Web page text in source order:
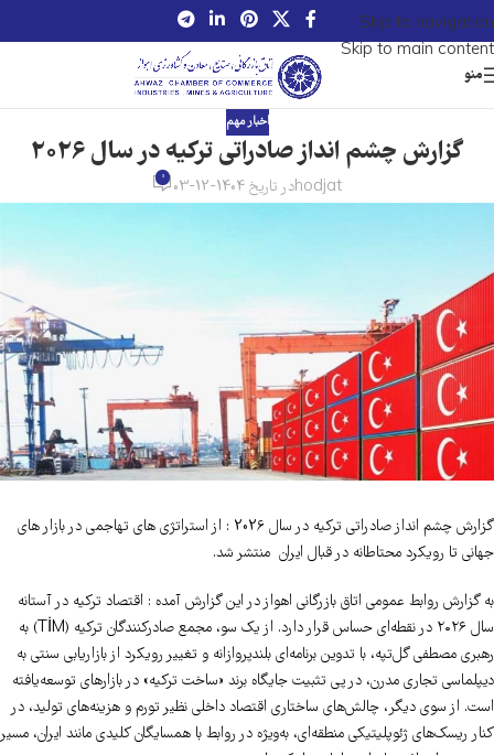
Skip to navigation
Skip to main content
منو
اخبار مهم
گزارش چشم انداز صادراتی ترکیه در سال 2026
hodjatدر تاریخ 1404-12-03 0
گزارش چشم انداز صادراتی ترکیه در سال 2026 : از استراتژی های تهاجمی در بازار های
جهانی تا رویکرد محتاطانه در قبال ایران منتشر شد.
به گزارش روابط عمومی اتاق بازرگانی اهواز در این گزارش آمده : اقتصاد ترکیه در آستانه
سال ۲۰۲۶ در نقطه‌ای حساس قرار دارد. از یک سو، مجمع صادرکنندگان ترکیه (TİM) به
رهبری مصطفی گل‌تپه، با تدوین برنامه‌ای بلندپروازانه و تغییر رویکرد از بازاریابی سنتی به
دیپلماسی تجاری مدرن، در پی تثبیت جایگاه برند «ساخت ترکیه» در بازارهای توسعه‌یافته
است. از سوی دیگر، چالش‌های ساختاری اقتصاد داخلی نظیر تورم و هزینه‌های تولید، در
کنار ریسک‌های ژئوپلیتیکی منطقه‌ای، به‌ویژه در روابط با همسایگان کلیدی مانند ایران، مسیر